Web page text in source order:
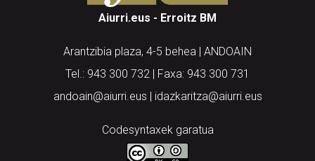
Aiurri.eus - Erroitz BM
Arantzibia plaza, 4-5 behea | ANDOAIN
Tel.: 943 300 732 | Faxa: 943 300 731
andoain@aiurri.eus | idazkaritza@aiurri.eus
Codesyntaxek garatua